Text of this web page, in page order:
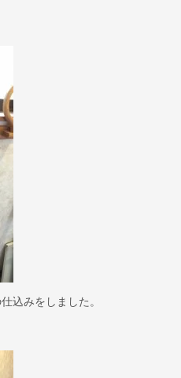
込みをしました。